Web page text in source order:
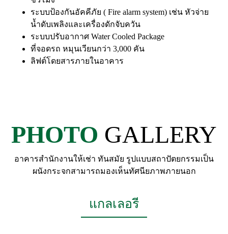
ระบบป้องกันอัคคีภัย ( Fire alarm system) เช่น หัวจ่าย
น้ำดับเพลิงและเครื่องดักจับควัน
ระบบปรับอากาศ Water Cooled Package
ที่จอดรถ หมุนเวียนกว่า 3,000 คัน
ลิฟต์โดยสารภายในอาคาร
PHOTO GALLERY
อาคารสำนักงานให้เช่า ทันสมัย รูปแบบสถาปัตยกรรมเป็น
ผนังกระจกสามารถมองเห็นทัศนียภาพภายนอก
แกลเลอรี